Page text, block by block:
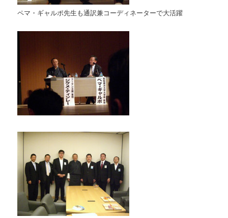
ペマ・ギャルポ先生も通訳兼コーディネーターで大活躍